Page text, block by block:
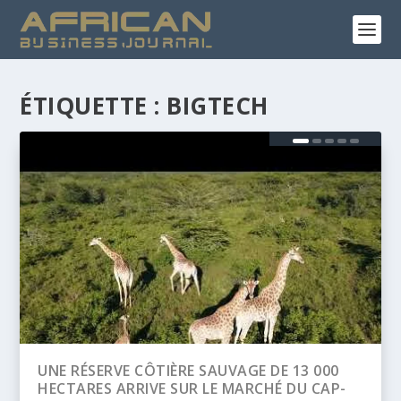
ÉTIQUETTE : BIGTECH
DE 13 000
DU CAP-
BANQUE AFRICAINE DE
(BAD) – ASSEMBLÉE ANNUELLES 2026